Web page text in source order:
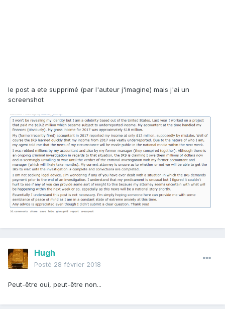
le post a ete supprimé (par l'auteur j'imagine) mais j'ai un
screenshot
Hugh
Posté 28 février 2018
Peut-être oui, peut-être non...